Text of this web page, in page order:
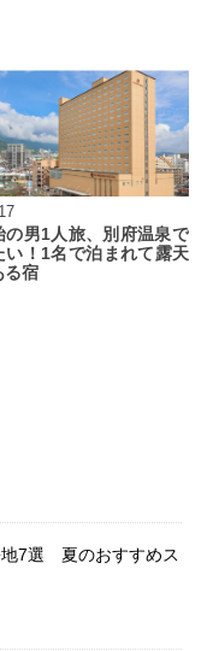
の男1人旅、別府温泉で
い！1名で泊まれて露天
る宿
地7選 夏のおすすめス